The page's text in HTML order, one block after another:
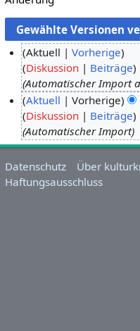
N
e
m
b
Aktuell Vorherige
Diskussion
Beiträge
Automatischer Import
M
a
i
Aktuell Vorherige
Diskussion
Beiträge
Automatischer Import
Datenschutz
Über
Haftungsausschluss